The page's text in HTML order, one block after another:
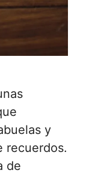
y
recuerdos.
de